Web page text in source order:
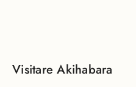
Visitare Akihabara